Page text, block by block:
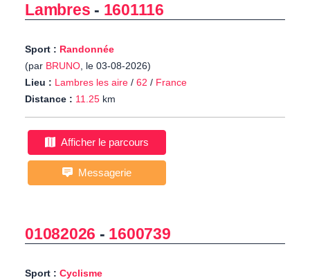
Lambres - 1601116
Sport : Randonnée
(par BRUNO, le 03-08-2026)
Lieu : Lambres les aire / 62 / France
Distance : 11.25 km
Afficher le parcours
Messagerie
01082026 - 1600739
Sport : Cyclisme